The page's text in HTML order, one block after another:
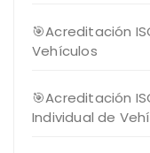
🎯Acreditación
Vehículos
🎯Acreditación
Individual de